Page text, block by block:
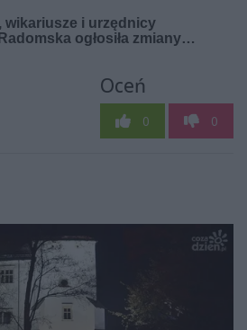
Oceń
0 0